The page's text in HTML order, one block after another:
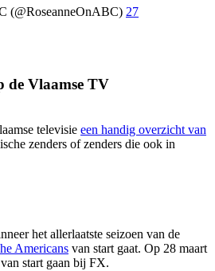
(@RoseanneOnABC) 27
de Vlaamse TV
televisie een handig overzicht van
zenders of zenders die ook in
het allerlaatste seizoen van de
Americans van start gaat. Op 28 maart
start gaan bij FX.